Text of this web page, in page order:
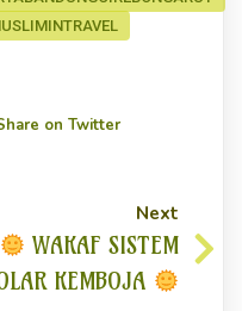
on Twitter
Next
WAKAF SISTEM
KEMBOJA